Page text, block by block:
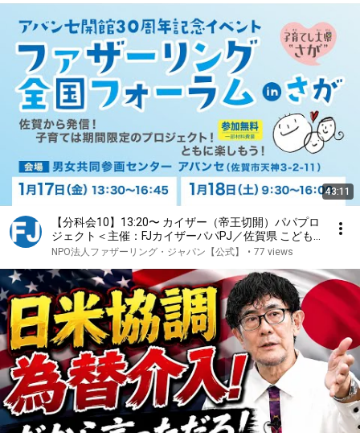
43:11
【分科会10】13:20〜 カイザー（帝王切開）パパプロ
ジェクト＜主催：FJカイザーパパPJ／佐賀県 こども
家庭課 母子保健担当＞
NPO法人ファザーリング・ジャパン【公式】 • 77 views